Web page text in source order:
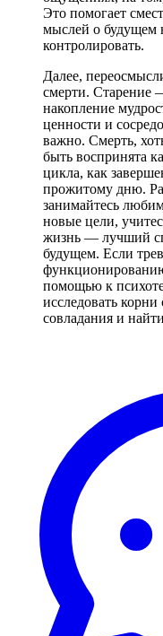
Это помогает
мыслей о будущем
контролировать.
Далее,
смерти. Старение
накопление
ценности и
важно. Смерть,
быть воспринята
цикла, как
прожитому дню.
занимайтесь
новые цели,
жизнь — лучший
будущем. Если
помощью к
исследовать корни
совладания и